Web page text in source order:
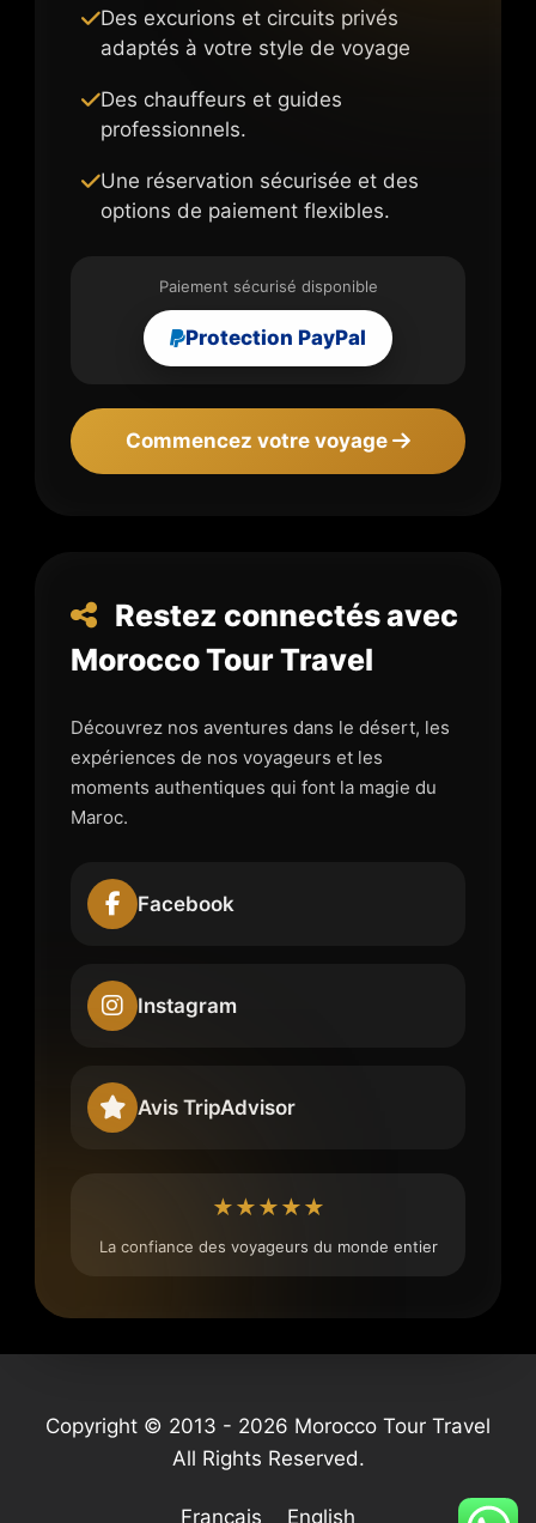
Des excurions et circuits privés
adaptés à votre style de voyage
Des chauffeurs et guides
professionnels.
Une réservation sécurisée et des
options de paiement flexibles.
Paiement sécurisé disponible
Protection PayPal
Commencez votre voyage
Restez connectés avec
Morocco Tour Travel
Découvrez nos aventures dans le désert, les
expériences de nos voyageurs et les
moments authentiques qui font la magie du
Maroc.
Facebook
Instagram
Avis TripAdvisor
★★★★★
La confiance des voyageurs du monde entier
Copyright © 2013 - 2026 Morocco Tour Travel
All Rights Reserved.
Français English